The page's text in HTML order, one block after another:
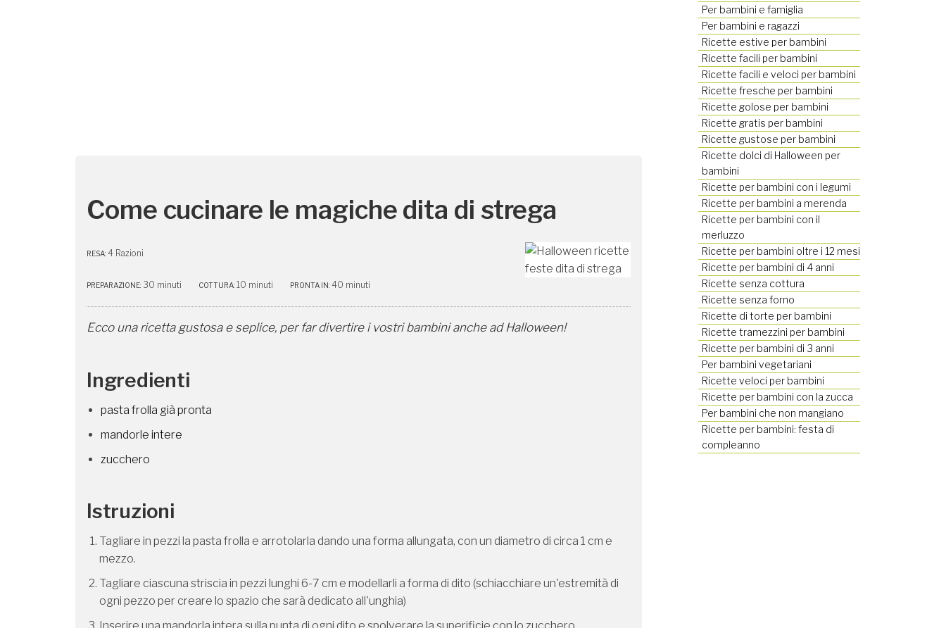
Come cucinare le magiche dita di strega
RESA: 4 Razioni
PREPARAZIONE: 30 minuti COTTURA: 10 minuti PRONTA IN: 40 minuti
Ecco una ricetta gustosa e seplice, per far divertire i vostri bambini anche ad Halloween!
Ingredienti
pasta frolla già pronta
mandorle intere
zucchero
Istruzioni
Tagliare in pezzi la pasta frolla e arrotolarla dando una forma allungata, con un diametro di circa 1 cm e
mezzo.
Tagliare ciascuna striscia in pezzi lunghi 6-7 cm e modellarli a forma di dito (schiacchiare un'estremità di
ogni pezzo per creare lo spazio che sarà dedicato all'unghia)
Per bambini e famiglia
Per bambini e ragazzi
Ricette estive per bambini
Ricette facili per bambini
Ricette facili e veloci per bambini
Ricette fresche per bambini
Ricette golose per bambini
Ricette gratis per bambini
Ricette gustose per bambini
Ricette dolci di Halloween per
bambini
Ricette per bambini con i legumi
Ricette per bambini a merenda
Ricette per bambini con il
merluzzo
Ricette per bambini oltre i 12 mesi
Ricette per bambini di 4 anni
Ricette senza cottura
Ricette senza forno
Ricette di torte per bambini
Ricette tramezzini per bambini
Ricette per bambini di 3 anni
Per bambini vegetariani
Ricette veloci per bambini
Ricette per bambini con la zucca
Per bambini che non mangiano
Ricette per bambini: festa di
compleanno